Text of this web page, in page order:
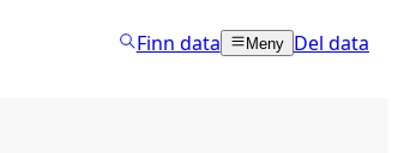
Finn data Meny Del data